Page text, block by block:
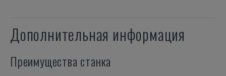
Дополнительная информация
Преимущества станка